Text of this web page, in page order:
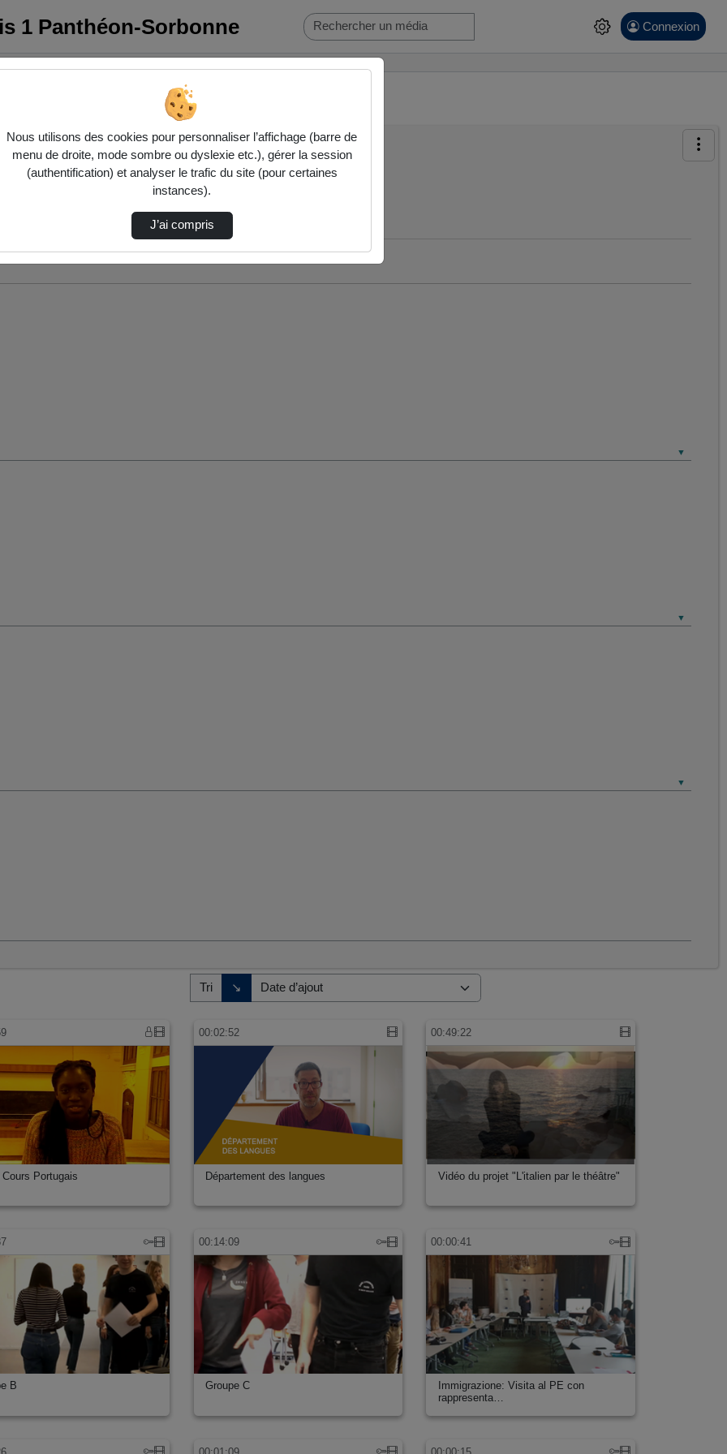
1 Panthéon-Sorbonne Connexion
ci-dessous. Consultez les options pour ajuster les résultats.
et sociales
Tri ↘
Direction de tri
Portugais
00:02:52
Département des langues
00:49:22
Vidéo du projet "L'italien par le théâtre"
B
00:14:09
Groupe C
00:00:41
Immigrazione: Visita al PE con
rappresenta…
Nous utilisons des cookies pour personnaliser l’affichage (barre de
menu de droite, mode sombre ou dyslexie etc.), gérer la session
(authentification) et analyser le trafic du site (pour certaines
instances).
J’ai compris